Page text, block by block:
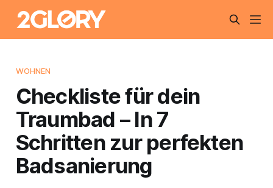
WOHNEN
Checkliste für dein
Traumbad – In 7
Schritten zur perfekten
Badsanierung